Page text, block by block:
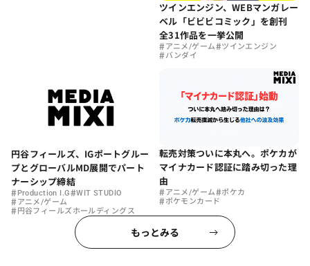
ツインエンジン、WEBマンガレー
ベル「ビビビコミック」を創刊
全31作品を一挙公開
#アニメ/ゲーム#ツインエンジン
#バンダイ
円谷フィールズ、IGポートグルー
プとグローバルMD展開でパート
ナーシップ締結
#Production I.G#WIT STUDIO
#アニメ/ゲーム
#円谷フィールズホールディングス
転売対策ついに本丸へ。ポケカが
マイナカード認証に踏み切った理
由
#アニメ/ゲーム#ポケカ
#ポケモンカード
もっとみる